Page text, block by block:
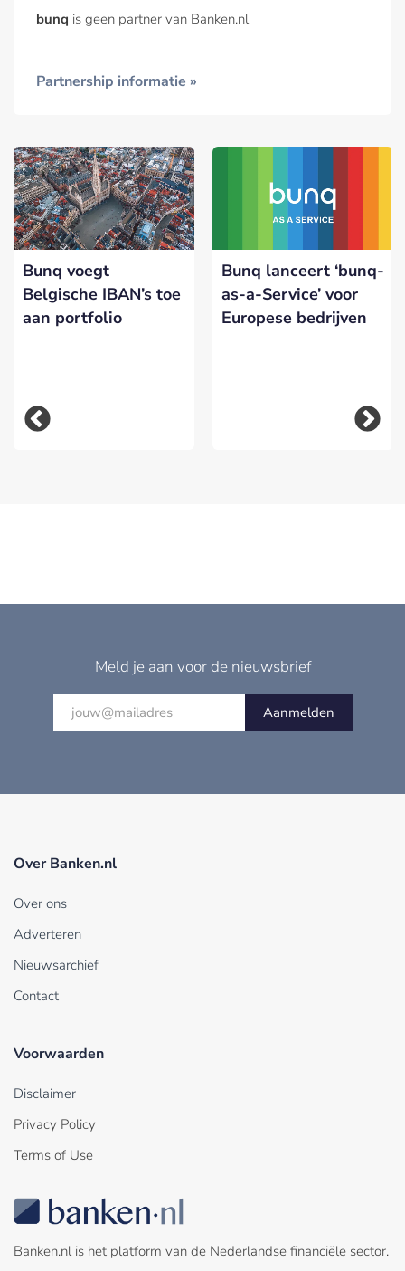
bunq is geen partner van Banken.nl
Partnership informatie »
Bunq voegt
Belgische IBAN’s toe
aan portfolio
Bunq lanceert ‘bunq-
as-a-Service’ voor
Europese bedrijven
Meld je aan voor de nieuwsbrief
Aanmelden
Over Banken.nl
Over ons
Adverteren
Nieuwsarchief
Contact
Voorwaarden
Disclaimer
Privacy Policy
Terms of Use
Banken.nl is het platform van de Nederlandse financiële sector.